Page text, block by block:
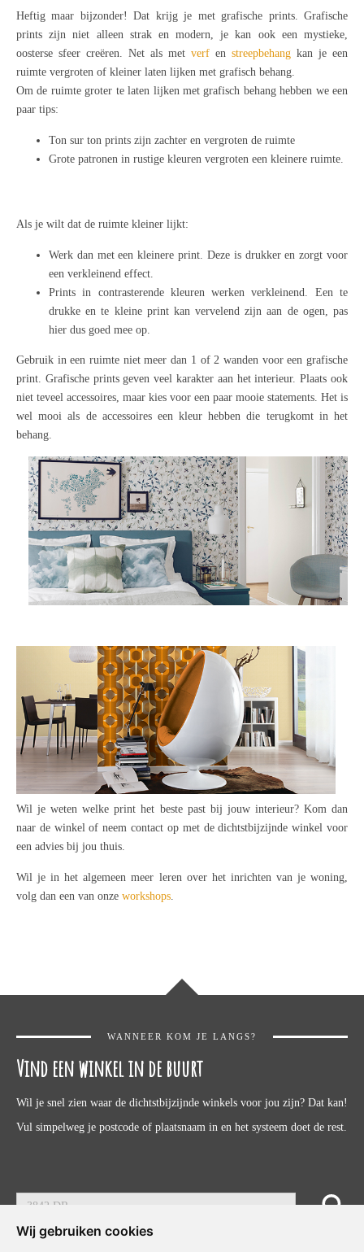
Wij gebruiken cookies
Grafische Prints Tegen De Muur
Heftig maar bijzonder! Dat krijg je met grafische prints. Grafische
prints zijn niet alleen strak en modern, je kan ook een mystieke,
oosterse sfeer creëren. Net als met verf en streepbehang kan je een
ruimte vergroten of kleiner laten lijken met grafisch behang.
Om de ruimte groter te laten lijken met grafisch behang hebben we een
paar tips:
Ton sur ton prints zijn zachter en vergroten de ruimte
Grote patronen in rustige kleuren vergroten een kleinere ruimte.
Als je wilt dat de ruimte kleiner lijkt:
Werk dan met een kleinere print. Deze is drukker en zorgt voor
een verkleinend effect.
Prints in contrasterende kleuren werken verkleinend. Een te
drukke en te kleine print kan vervelend zijn aan de ogen, pas
hier dus goed mee op.
Gebruik in een ruimte niet meer dan 1 of 2 wanden voor een grafische
print. Grafische prints geven veel karakter aan het interieur. Plaats ook
niet teveel accessoires, maar kies voor een paar mooie statements. Het is
wel mooi als de accessoires een kleur hebben die terugkomt in het
behang.
Wil je weten welke print het beste past bij jouw interieur? Kom dan
naar de winkel of neem contact op met de dichtstbijzijnde winkel voor
een advies bij jou thuis.
Wil je in het algemeen meer leren over het inrichten van je woning,
volg dan een van onze workshops.
WANNEER KOM JE LANGS?
Vind een winkel in de buurt
Wil je snel zien waar de dichtstbijzijnde winkels voor jou zijn? Dat kan!
Vul simpelweg je postcode of plaatsnaam in en het systeem doet de rest.